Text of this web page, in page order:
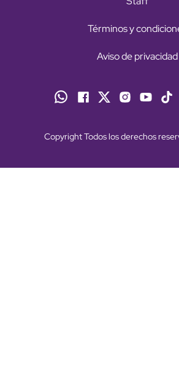
Términos y
Aviso de privacidad
Copyright Todos los derechos